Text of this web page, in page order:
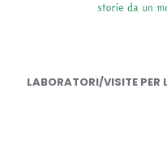
LABORATORI/VISITE PER